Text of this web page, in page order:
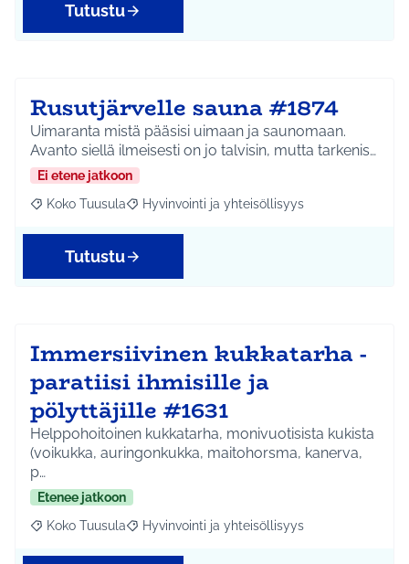
Tutustu
Rusutjärvelle sauna #1874
Uimaranta mistä pääsisi uimaan ja saunomaan.
Avanto siellä ilmeisesti on jo talvisin, mutta tarkenis…
Ei etene jatkoon
Rajaa tulokset aihepiirin mukaan: Koko Tuusula
Koko Tuusula Rajaa tulokset teeman mukaan: Hyvinvointi ja
Hyvinvointi ja yhteisöllisyys
Tutustu
Immersiivinen kukkatarha -
paratiisi ihmisille ja
pölyttäjille #1631
Helppohoitoinen kukkatarha, monivuotisista kukista
(voikukka, auringonkukka, maitohorsma, kanerva,
p…
Etenee jatkoon
Rajaa tulokset aihepiirin mukaan: Koko Tuusula
Koko Tuusula Rajaa tulokset teeman mukaan: Hyvinvointi ja
Hyvinvointi ja yhteisöllisyys